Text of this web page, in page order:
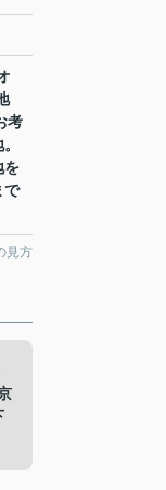
考
を
で
見方